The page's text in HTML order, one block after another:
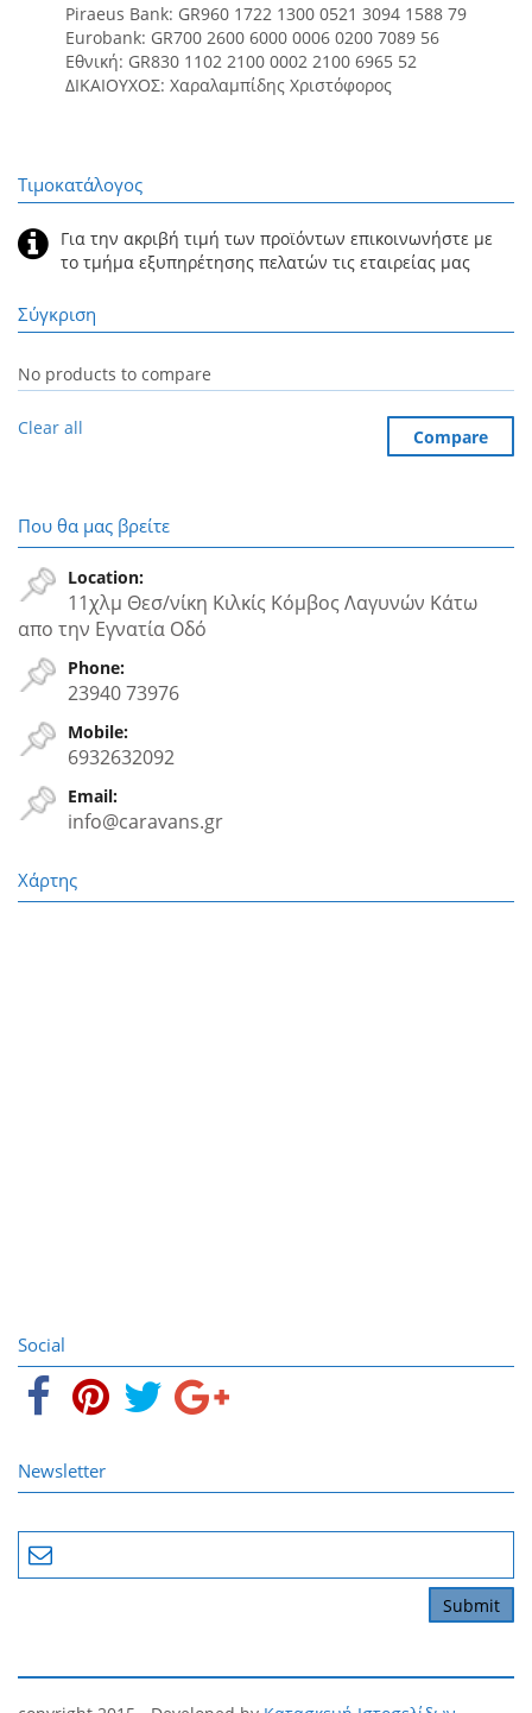
Piraeus Bank: GR960 1722 1300 0521 3094 1588 79
Eurobank: GR700 2600 6000 0006 0200 7089 56
Εθνική: GR830 1102 2100 0002 2100 6965 52
ΔΙΚΑΙΟΥΧΟΣ: Χαραλαμπίδης Χριστόφορος
Τιμοκατάλογος
Για την ακριβή τιμή των προϊόντων επικοινωνήστε με
το τμήμα εξυπηρέτησης πελατών τις εταιρείας μας
Σύγκριση
No products to compare
Clear all Compare
Που θα μας βρείτε
Location:
11χλμ Θεσ/νίκη Κιλκίς Κόμβος Λαγυνών Κάτω
απο την Εγνατία Oδό
Phone:
23940 73976
Mobile:
6932632092
Email:
info@caravans.gr
Χάρτης
Social
Newsletter